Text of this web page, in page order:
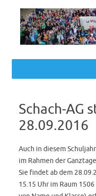
Schach-AG
28.09.2016
Auch in diesem
im Rahmen der
Sie findet ab dem
15.15 Uhr im Raum